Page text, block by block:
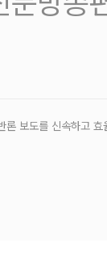
론 보도를 신속하고